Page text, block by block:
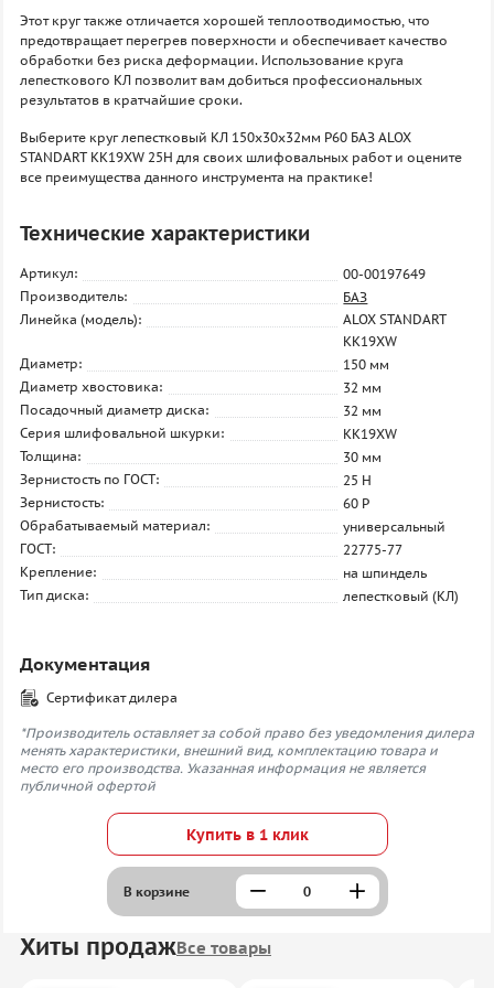
Этот круг также отличается хорошей теплоотводимостью, что
предотвращает перегрев поверхности и обеспечивает качество
обработки без риска деформации. Использование круга
лепесткового КЛ позволит вам добиться профессиональных
результатов в кратчайшие сроки.
Выберите круг лепестковый КЛ 150х30х32мм P60 БАЗ ALOX
STANDART KK19XW 25H для своих шлифовальных работ и оцените
все преимущества данного инструмента на практике!
Технические характеристики
Артикул:
00-00197649
Производитель:
БАЗ
Линейка (модель):
ALOX STANDART
KK19XW
Диаметр:
150 мм
Диаметр хвостовика:
32 мм
Посадочный диаметр диска:
32 мм
Серия шлифовальной шкурки:
KK19XW
Толщина:
30 мм
Зернистость по ГОСТ:
25 H
Зернистость:
60 P
Обрабатываемый материал:
универсальный
ГОСТ:
22775-77
Крепление:
на шпиндель
Тип диска:
лепестковый (КЛ)
Документация
Сертификат дилера
*Производитель оставляет за собой право без уведомления дилера
менять характеристики, внешний вид, комплектацию товара и
место его производства. Указанная информация не является
публичной офертой
Купить в 1 клик
В корзине
Хиты продажВсе товары